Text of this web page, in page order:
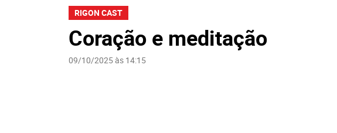
RIGON CAST
Coração e meditação
09/10/2025 às 14:15